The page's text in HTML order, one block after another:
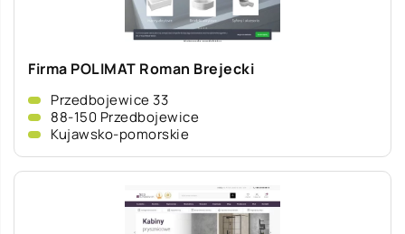
Firma POLIMAT Roman Brejecki
Przedbojewice 33
88-150 Przedbojewice
Kujawsko-pomorskie